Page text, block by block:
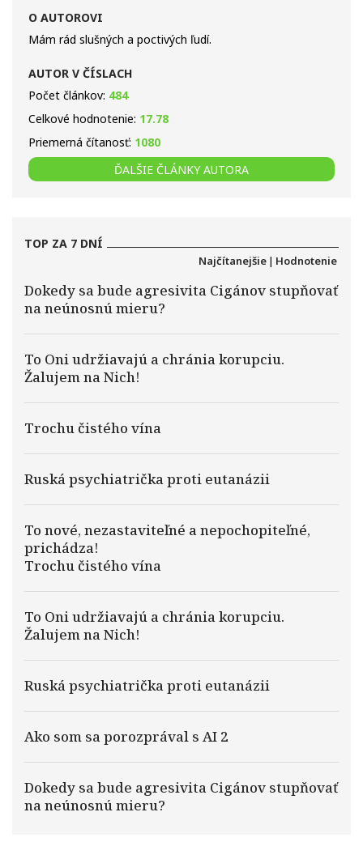
O AUTOROVI
Mám rád slušných a poctivých ľudí.
AUTOR V ČÍSLACH
Počet článkov: 484
Celkové hodnotenie: 17.78
Priemerná čítanosť: 1080
ĎALŠIE ČLÁNKY AUTORA
TOP ZA 7 DNÍ
Najčítanejšie | Hodnotenie
Dokedy sa bude agresivita Cigánov stupňovať
na neúnosnú mieru?
To Oni udržiavajú a chránia korupciu.
Žalujem na Nich!
Trochu čistého vína
Ruská psychiatrička proti eutanázii
To nové, nezastaviteľné a nepochopiteľné,
prichádza!
Trochu čistého vína
To Oni udržiavajú a chránia korupciu.
Žalujem na Nich!
Ruská psychiatrička proti eutanázii
Ako som sa porozprával s AI 2
Dokedy sa bude agresivita Cigánov stupňovať
na neúnosnú mieru?